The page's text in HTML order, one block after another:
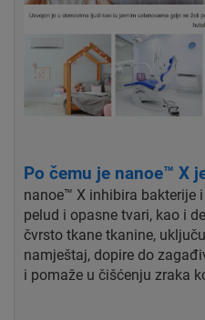
Po čemu je nanoe™ X
nanoe™ X inhibira bakterije
pelud i opasne tvari, kao i
čvrsto tkane tkanine,
namještaj, dopire do
i pomaže u čišćenju zraka